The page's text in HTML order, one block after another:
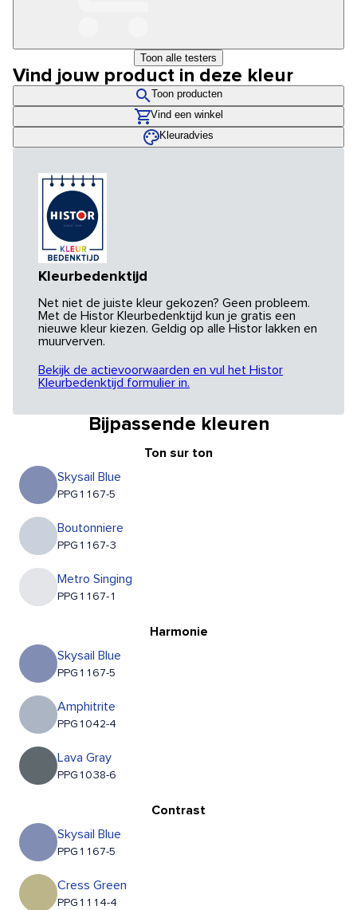
Toon alle testers
Vind jouw product in deze kleur
Toon producten
Vind een winkel
Kleuradvies
Kleurbedenktijd
Net niet de juiste kleur gekozen? Geen probleem.
Met de Histor Kleurbedenktijd kun je gratis een
nieuwe kleur kiezen. Geldig op alle Histor lakken en
muurverven.
Bekijk de actievoorwaarden en vul het Histor
Kleurbedenktijd formulier in.
Bijpassende kleuren
Ton sur ton
Skysail Blue
PPG1167-5
Boutonniere
PPG1167-3
Metro Singing
PPG1167-1
Harmonie
Skysail Blue
PPG1167-5
Amphitrite
PPG1042-4
Lava Gray
PPG1038-6
Contrast
Skysail Blue
PPG1167-5
Cress Green
PPG1114-4